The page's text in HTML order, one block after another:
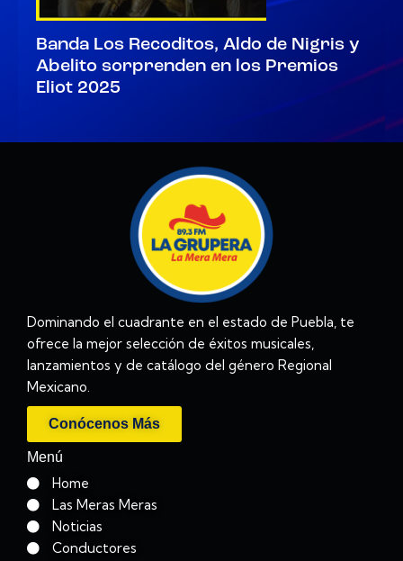
Banda Los Recoditos, Aldo de Nigris y
Abelito sorprenden en los Premios
Eliot 2025
Dominando el cuadrante en el estado de Puebla, te
ofrece la mejor selección de éxitos musicales,
lanzamientos y de catálogo del género Regional
Mexicano.
Conócenos Más
Menú
Home
Las Meras Meras
Noticias
Conductores